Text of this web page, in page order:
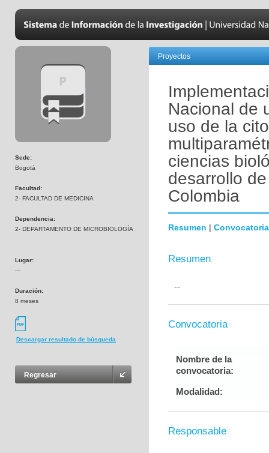
Sede:
Bogotá
Facultad:
2- FACULTAD DE MEDICINA
Dependencia:
2- DEPARTAMENTO DE MICROBIOLOGÍA
Lugar:
---
Duración:
8 meses
Descargar resultado de búsqueda
Regresar
Proyectos
Nacional de
uso de la
ciencias
desarrollo
Colombia
Resumen | Convocatoria
Resumen
--
Convocatoria
Nombre de la
convocatoria:
Modalidad:
Responsable